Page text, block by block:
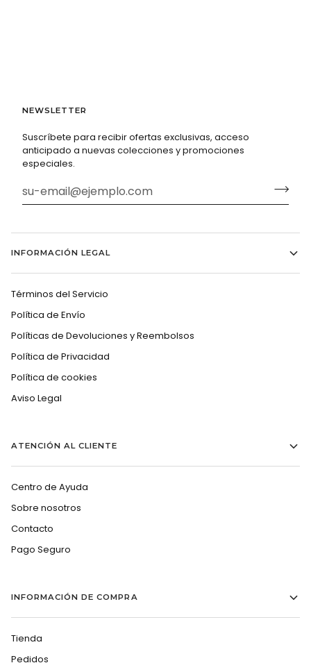
NEWSLETTER
Suscríbete para recibir ofertas exclusivas, acceso
anticipado a nuevas colecciones y promociones
especiales.
INFORMACIÓN LEGAL
Términos del Servicio
Política de Envío
Políticas de Devoluciones y Reembolsos
Política de Privacidad
Política de cookies
Aviso Legal
ATENCIÓN AL CLIENTE
Centro de Ayuda
Sobre nosotros
Contacto
Pago Seguro
INFORMACIÓN DE COMPRA
Tienda
Pedidos